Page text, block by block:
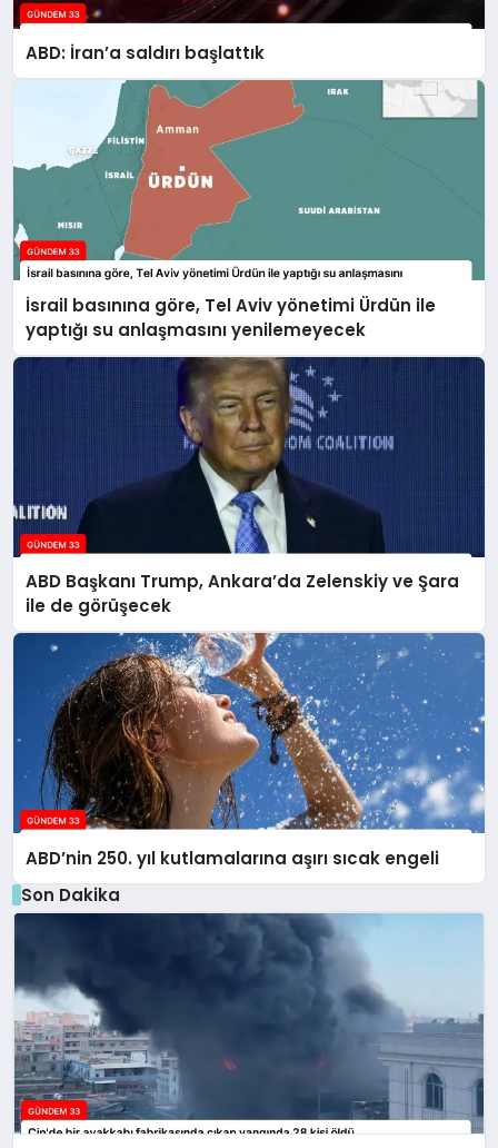
ABD: İran’a saldırı başlattık
İsrail basınına göre, Tel Aviv yönetimi Ürdün ile
yaptığı su anlaşmasını yenilemeyecek
ABD Başkanı Trump, Ankara’da Zelenskiy ve Şara
ile de görüşecek
ABD’nin 250. yıl kutlamalarına aşırı sıcak engeli
Son Dakika